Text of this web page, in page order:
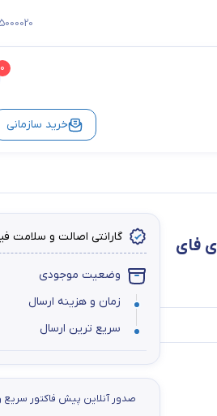
0
خرید سازمانی
گارانتی اصالت و سلامت
وضعیت موجودی
زمان و هزینه ارسال
سریع ترین ارسال
صدور آنلاین پيش فاكتور سریع